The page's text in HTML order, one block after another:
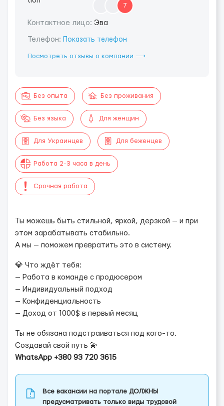
7
Контактное лицо: Эва
Телефон: Показать телефон
Посмотреть отзывы о компании ⟶
Без опыта Без проживания
Без языка Для женщин
Для Украинцев Для беженцев
Работа 2-3 часа в день
Срочная работа
Ты можешь быть стильной, яркой, дерзкой — и при
этом зарабатывать стабильно.
А мы — поможем превратить это в систему.
💎 Что ждёт тебя:
— Работа в команде с продюсером
— Индивидуальный подход
— Конфиденциальность
— Доход от 1000$ в первый месяц
Ты не обязана подстраиваться под кого-то.
Создавай свой путь 💫
WhatsApp +380 93 720 3615
Все вакансии на портале ДОЛЖНЫ
предусматривать только виды трудовой